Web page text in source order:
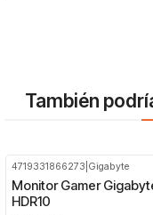
También
4719331866273 Gigabyte
Monitor Gamer
HDR10